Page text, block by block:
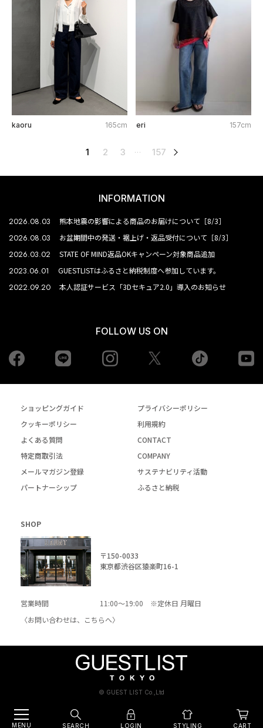
kaoru 165cm eri 157cm
1 2 3 … 157
INFORMATION
2026.08.03 熊本地震の影響による商品のお届けについて［8/3］
2026.08.03 お盆期間中の発送・裾上げ・返品受付について［8/3］
2026.03.02 STATE OF MIND返品OKキャンペーン対象商品追加
2023.06.01 GUESTLISTはふるさと納税制度へ参加しています。
2022.09.20 本人認証サービス「3Dセキュア2.0」導入のお知らせ
FOLLOW US ON
Facebook Instagram tiktok
ショッピングガイド
プライバシーポリシー
クッキーポリシー
利用規約
よくある質問
CONTACT
特定商取引法
COMPANY
メールマガジン登録
サステナビリティ活動
パートナーシップ
ふるさと納税
SHOP
〒150-0033
東京都渋谷区猿楽町16-1
営業時間
11:00～19:00 ※定休日 月曜日
〈お問い合わせは、
こちらへ〉
© GUEST LIST Co.,Ltd
MENU SEARCH LOGIN STYLING CART